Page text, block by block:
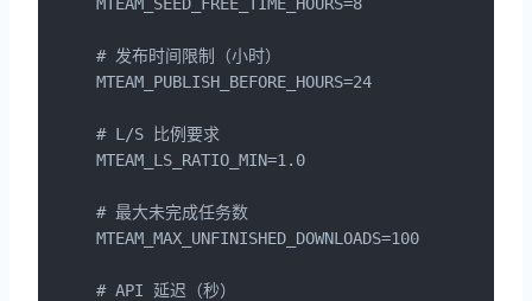
# 发布时间限制（小时）
MTEAM_PUBLISH_BEFORE_HOURS=24
# L/S 比例要求
MTEAM_LS_RATIO_MIN=1.0
# 最大未完成任务数
MTEAM_MAX_UNFINISHED_DOWNLOADS=100
# API 延迟（秒）